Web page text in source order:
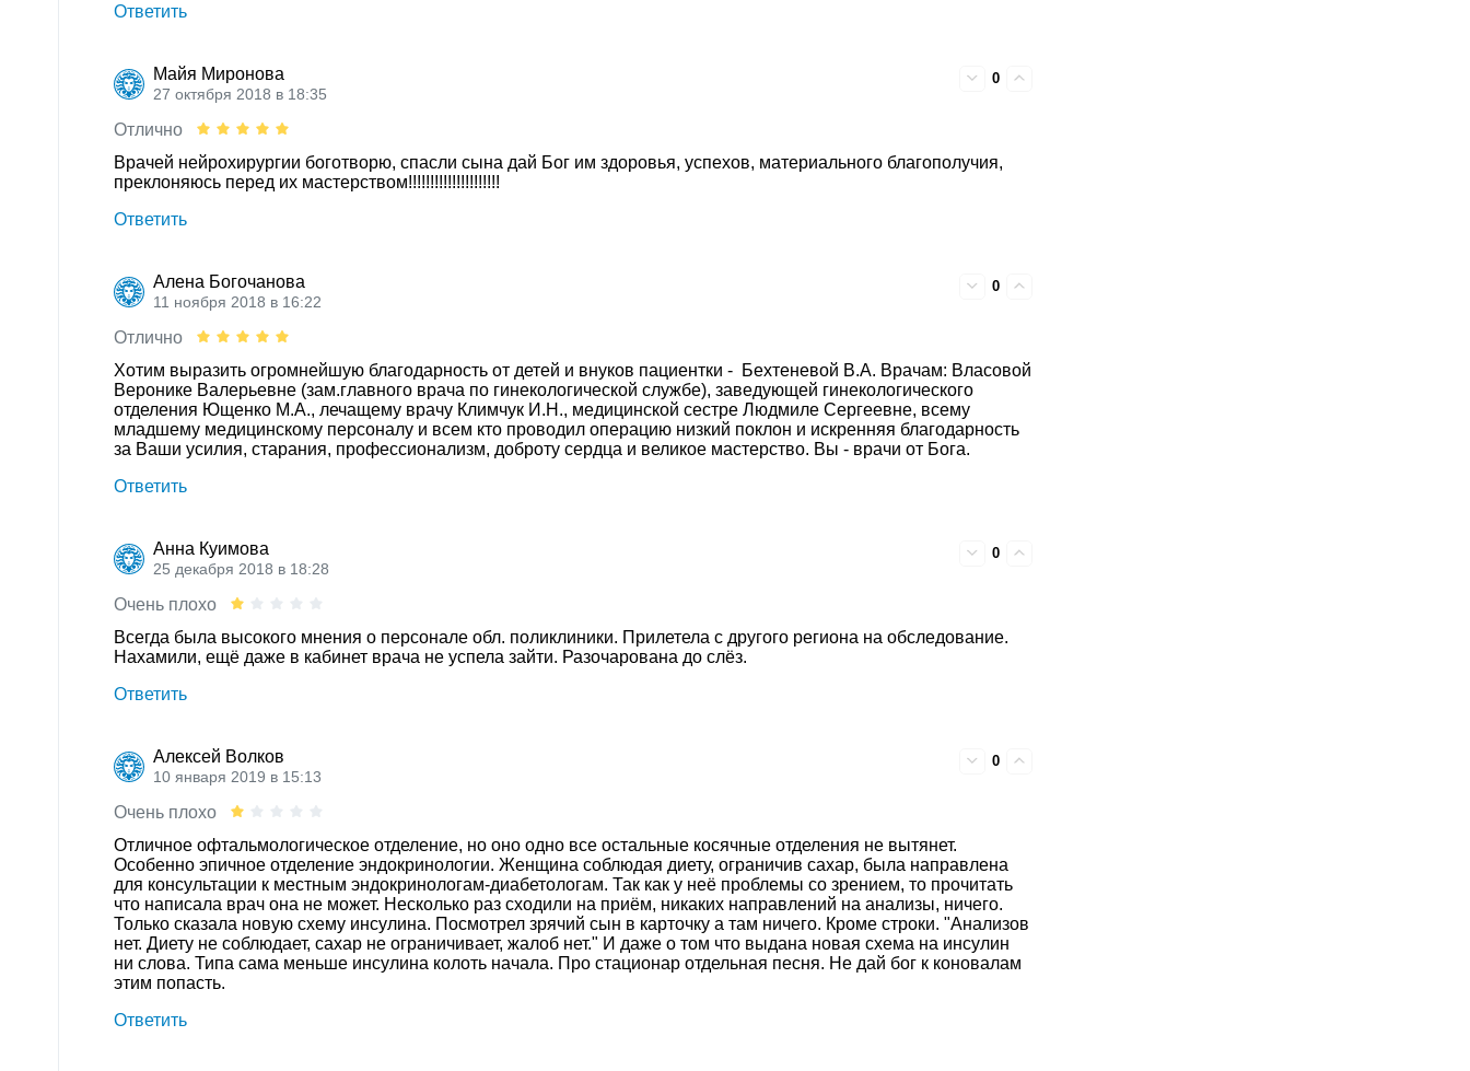
Ответить
Майя Миронова
27 октября 2018 в 18:35
0
Отлично
Врачей нейрохирургии боготворю, спасли сына дай Бог им здоровья, успехов, материального благополучия,
преклоняюсь перед их мастерством!!!!!!!!!!!!!!!!!!!!!
Ответить
Алена Богочанова
11 ноября 2018 в 16:22
0
Отлично
Хотим выразить огромнейшую благодарность от детей и внуков пациентки - Бехтеневой В.А. Врачам: Власовой
Веронике Валерьевне (зам.главного врача по гинекологической службе), заведующей гинекологического
отделения Ющенко М.А., лечащему врачу Климчук И.Н., медицинской сестре Людмиле Сергеевне, всему
младшему медицинскому персоналу и всем кто проводил операцию низкий поклон и искренняя благодарность
за Ваши усилия, старания, профессионализм, доброту сердца и великое мастерство. Вы - врачи от Бога.
Ответить
Анна Куимова
25 декабря 2018 в 18:28
0
Очень плохо
Всегда была высокого мнения о персонале обл. поликлиники. Прилетела с другого региона на обследование.
Нахамили, ещё даже в кабинет врача не успела зайти. Разочарована до слёз.
Ответить
Алексей Волков
10 января 2019 в 15:13
0
Очень плохо
Отличное офтальмологическое отделение, но оно одно все остальные косячные отделения не вытянет.
Особенно эпичное отделение эндокринологии. Женщина соблюдая диету, ограничив сахар, была направлена
для консультации к местным эндокринологам-диабетологам. Так как у неё проблемы со зрением, то прочитать
что написала врач она не может. Несколько раз сходили на приём, никаких направлений на анализы, ничего.
Только сказала новую схему инсулина. Посмотрел зрячий сын в карточку а там ничего. Кроме строки. "Анализов
нет. Диету не соблюдает, сахар не ограничивает, жалоб нет." И даже о том что выдана новая схема на инсулин
ни слова. Типа сама меньше инсулина колоть начала. Про стационар отдельная песня. Не дай бог к коновалам
этим попасть.
Ответить